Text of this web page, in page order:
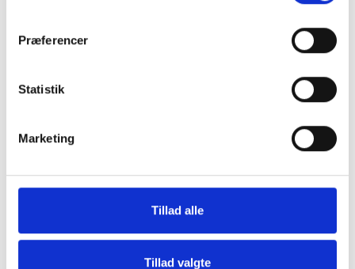
Præferencer
Statistik
Marketing
Tillad alle
Tillad valgte
- Smock detalje
Nederdel med print i hvid, brunlige, beige og lyseblå
farver.